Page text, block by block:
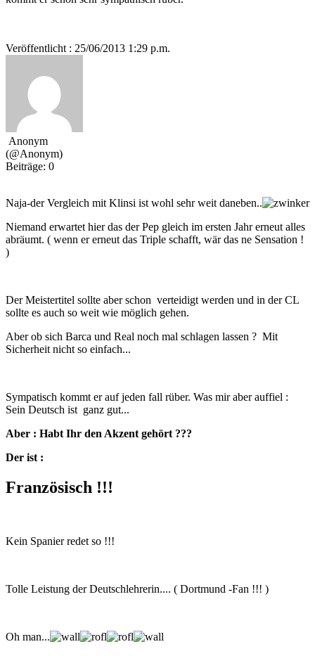
Veröffentlicht : 25/06/2013 1:29 p.m.
Anonym
(@Anonym)
Beiträge: 0
Naja-der Vergleich mit Klinsi ist wohl sehr weit daneben..
Niemand erwartet hier das der Pep gleich im ersten Jahr erneut alles
abräumt. ( wenn er erneut das Triple schafft, wär das ne Sensation !
)
Der Meistertitel sollte aber schon verteidigt werden und in der CL
sollte es auch so weit wie möglich gehen.
Aber ob sich Barca und Real noch mal schlagen lassen ? Mit
Sicherheit nicht so einfach...
Sympatisch kommt er auf jeden fall rüber. Was mir aber auffiel :
Sein Deutsch ist ganz gut...
Aber : Habt Ihr den Akzent gehört ???
Der ist :
Französisch !!!
Kein Spanier redet so !!!
Tolle Leistung der Deutschlehrerin.... ( Dortmund -Fan !!! )
Oh man...